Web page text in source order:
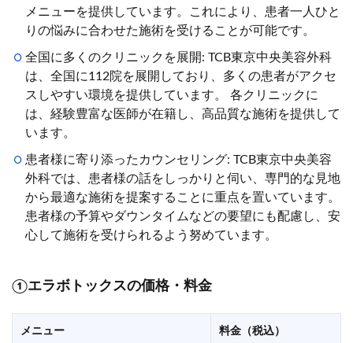
メニューを提供しています。これにより、患者一人ひと
りの悩みに合わせた施術を受けることが可能です。
全国に多くのクリニックを展開: TCB東京中央美容外科
は、全国に112院を展開しており、多くの患者がアクセ
スしやすい環境を提供しています。 各クリニックに
は、経験豊富な医師が在籍し、高品質な施術を提供して
います。
患者様に寄り添ったカウンセリング: TCB東京中央美容
外科では、患者様の話をしっかりと伺い、専門的な見地
から最適な施術を提案することに重点を置いています。
患者様の予算やダウンタイムなどの要望にも配慮し、安
心して施術を受けられるよう努めています。
①エラボトックスの価格・料金
メニュー 料金（税込）